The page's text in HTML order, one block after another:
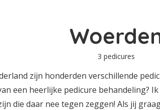
3 pedicures
zijn honderden verschillende
een heerlijke pedicure behandeling?
die daar nee tegen zeggen! Als jij